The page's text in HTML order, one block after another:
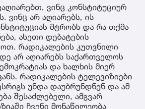
ვინც კონსტიტუციურ
ვინც არ აღიარებს, ის
მტრობს და რა თქმა
ასეთი დებატების
რადიკალების კუთვნილი
არ აღიარებს საქართველოს
და ხალხის მიერ
რადიკალების ტელევიზიები
უნდა დაუბრუნდნენ და ამ
შესაძლებელი, ამგვარ
ჩვენი მონაწილეობა